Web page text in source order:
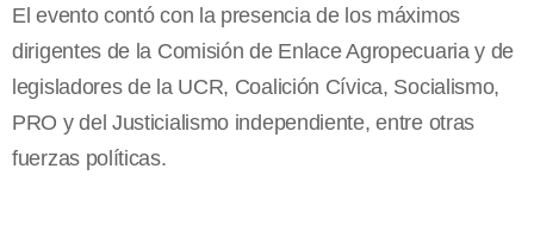
El evento contó con la presencia de los máximos
dirigentes de la Comisión de Enlace Agropecuaria y de
legisladores de la UCR, Coalición Cívica, Socialismo,
PRO y del Justicialismo independiente, entre otras
fuerzas políticas.